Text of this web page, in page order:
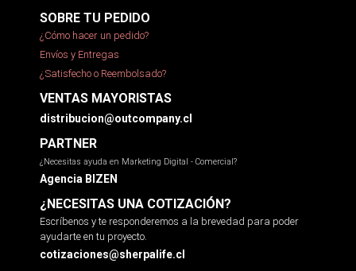
SOBRE TU PEDIDO
¿Cómo hacer un pedido?
Envíos y Entregas
¿Satisfecho o Reembolsado?
VENTAS MAYORISTAS
distribucion@outcompany.cl
PARTNER
¿Necesitas ayuda en Marketing Digital - Comercial?
Agencia BIZEN
¿NECESITAS UNA COTIZACIÓN?
Escríbenos y te responderemos a la brevedad para poder
ayudarte en tu proyecto.
cotizaciones@sherpalife.cl